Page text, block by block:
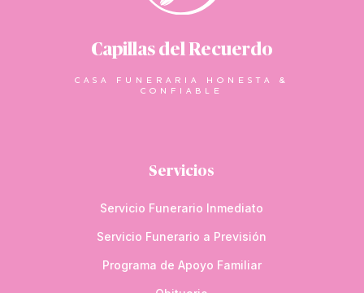
Capillas del Recuerdo
CASA FUNERARIA HONESTA &
CONFIABLE
Servicios
Servicio Funerario Inmediato
Servicio Funerario a Previsión
Programa de Apoyo Familiar